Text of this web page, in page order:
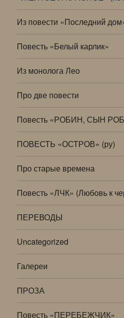
Из повести «Последний
Повесть «Белый карлик»
Из монолога Лео
Про две повести
Повесть «РОБИН, СЫН
ПОВЕСТЬ «ОСТРОВ» (ру)
Про старые времена
Повесть «ЛЧК» (Любовь к
ПЕРЕВОДЫ
Uncategorized
Галереи
ПРОЗА
Повесть «ПЕРЕБЕЖЧИК»